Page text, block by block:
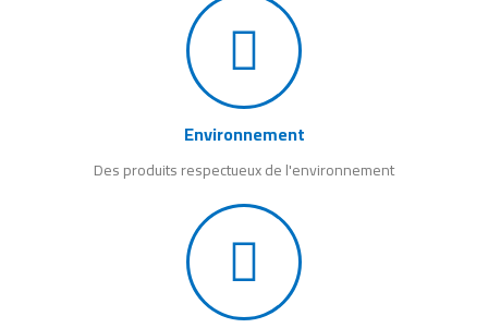
Environnement
Des produits respectueux de l'environnement